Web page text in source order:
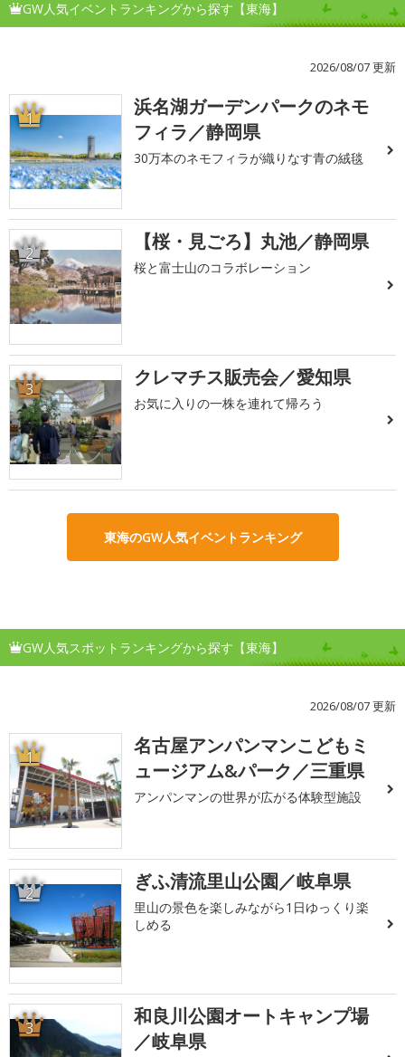
GW人気イベントランキングから探す【東海】
2026/08/07 更新
1
浜名湖ガーデンパークのネモ
フィラ／静岡県
30万本のネモフィラが織りなす青の絨毯
2 【桜・見ごろ】丸池／静岡県
桜と富士山のコラボレーション
3 クレマチス販売会／愛知県
お気に入りの一株を連れて帰ろう
東海のGW人気イベントランキング
GW人気スポットランキングから探す【東海】
2026/08/07 更新
1
名古屋アンパンマンこどもミ
ュージアム&パーク／三重県
アンパンマンの世界が広がる体験型施設
2 ぎふ清流里山公園／岐阜県
里山の景色を楽しみながら1日ゆっくり楽
しめる
3
和良川公園オートキャンプ場
／岐阜県